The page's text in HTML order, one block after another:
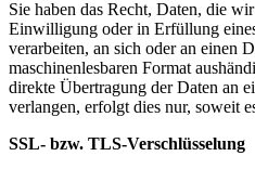
Sie haben das Recht, Daten, die
Einwilligung oder in Erfüllung
verarbeiten, an sich oder an einen
maschinenlesbaren Format
direkte Übertragung der Daten an
verlangen, erfolgt dies nur, soweit
SSL- bzw. TLS-Verschlüsselung